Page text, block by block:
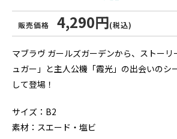
販売価格 4,290円(税込)
マブラヴ ガールズガーデンから、ストー
ュガー」と主人公機「霞光」の出会いのシ
して登場！
サイズ：B2
素材：スエード・塩ビ